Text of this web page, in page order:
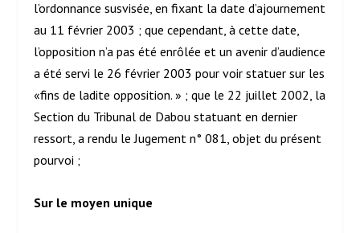
l’ordonnance susvisée, en fixant la date d’ajournement
au 11 février 2003 ; que cependant, à cette date,
l’opposition n’a pas été enrôlée et un avenir d’audience
a été servi le 26 février 2003 pour voir statuer sur les
«fins de ladite opposition. » ; que le 22 juillet 2002, la
Section du Tribunal de Dabou statuant en dernier
ressort, a rendu le Jugement n° 081, objet du présent
pourvoi ;
Sur le moyen unique